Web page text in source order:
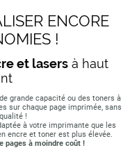
ENCORE
!
et lasersà haut
grande capacité ou des toners à
sur chaque page imprimée, sans
!
à votre imprimante que les
encre et toner est plus élevée.
pages à moindre coût !